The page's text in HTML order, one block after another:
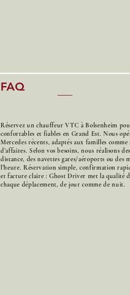
FAQ
Réservez un chauffeur VTC à Bolsenheim
confortables et fiables en Grand Est. Nous
Mercedes récents, adaptés aux familles
d’affaires. Selon vos besoins, nous réalisons
distance, des navettes gares/aéroports ou des
l’heure. Réservation simple, confirmation
et facture claire : Ghost Driver met la qualité
chaque déplacement, de jour comme de nuit.